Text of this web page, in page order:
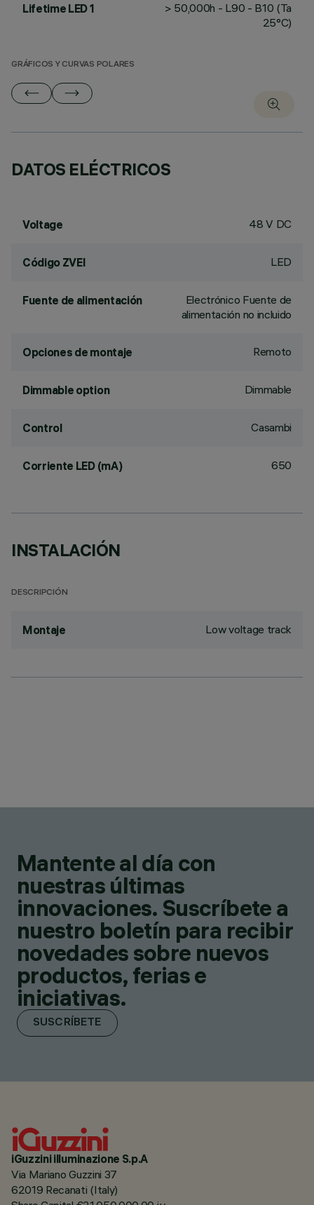
Lifetime LED 1
> 50,000h - L90 - B10 (Ta
25°C)
GRÁFICOS Y CURVAS POLARES
DATOS ELÉCTRICOS
Voltage 48 V DC
Código ZVEI LED
Fuente de alimentación
Electrónico Fuente de
alimentación no incluido
Opciones de montaje Remoto
Dimmable option Dimmable
Control Casambi
Corriente LED (mA) 650
INSTALACIÓN
DESCRIPCIÓN
Montaje Low voltage track
Mantente al día con
nuestras últimas
innovaciones. Suscríbete a
nuestro boletín para recibir
novedades sobre nuevos
productos, ferias e
iniciativas.
SUSCRÍBETE
iGuzzini illuminazione S.p.A
Via Mariano Guzzini 37
62019 Recanati (Italy)